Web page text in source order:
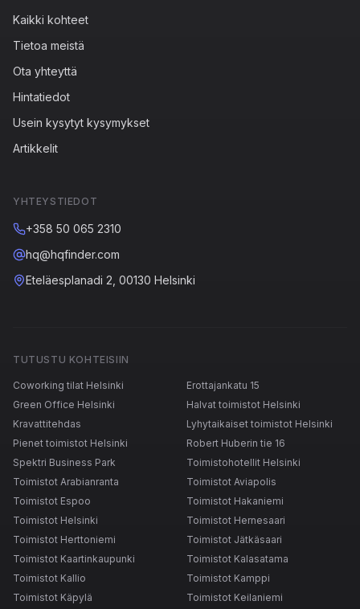
Kaikki kohteet
Tietoa meistä
Ota yhteyttä
Hintatiedot
Usein kysytyt kysymykset
Artikkelit
YHTEYSTIEDOT
+358 50 065 2310
hq@hqfinder.com
Eteläesplanadi 2, 00130 Helsinki
TUTUSTU KOHTEISIIN
Coworking tilat Helsinki
Erottajankatu 15
Green Office Helsinki
Halvat toimistot Helsinki
Kravattitehdas
Lyhytaikaiset toimistot Helsinki
Pienet toimistot Helsinki
Robert Huberin tie 16
Spektri Business Park
Toimistohotellit Helsinki
Toimistot Arabianranta
Toimistot Aviapolis
Toimistot Espoo
Toimistot Hakaniemi
Toimistot Helsinki
Toimistot Hernesaari
Toimistot Herttoniemi
Toimistot Jätkäsaari
Toimistot Kaartinkaupunki
Toimistot Kalasatama
Toimistot Kallio
Toimistot Kamppi
Toimistot Käpylä
Toimistot Keilaniemi